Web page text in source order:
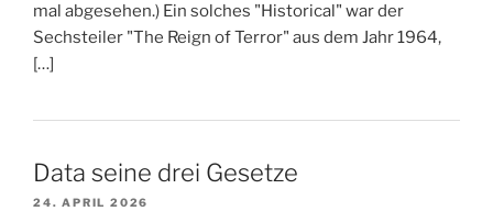
mal abgesehen.) Ein solches "Historical" war der
Sechsteiler "The Reign of Terror" aus dem Jahr 1964,
[…]
Data seine drei Gesetze
24. APRIL 2026